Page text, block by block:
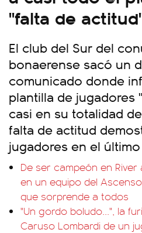
"falta de
El club del Sur del
bonaerense sacó un
comunicado donde
plantilla de jugadores
casi en su totalidad
falta de actitud
jugadores en el
De ser campeón en
en un equipo del
que sorprende a todos
"Un gordo boludo...", la
Caruso Lombardi de un